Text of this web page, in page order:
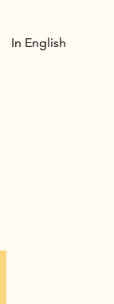
In English